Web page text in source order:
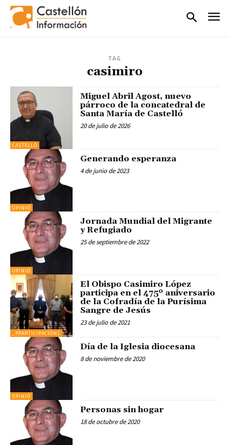
TAG
casimiro
CASTELLÓ
Miguel Abril Agost, nuevo
párroco de la concatedral de
Santa María de Castelló
20 de julio de 2026
OPINIÓ
Generando esperanza
4 de junio de 2023
OPINIÓ
Jornada Mundial del Migrante
y Refugiado
25 de septiembre de 2022
_PPARTICIPACION1
El Obispo Casimiro López
participa en el 475º aniversario
de la Cofradía de la Purísima
Sangre de Jesús
23 de julio de 2021
OPINIÓ
Día de la Iglesia diocesana
8 de noviembre de 2020
Personas sin hogar
18 de octubre de 2020